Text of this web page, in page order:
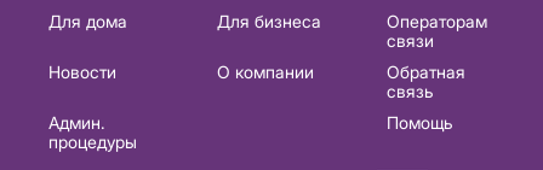
Основная
навигация
Для дома Для бизнеса
Операторам
связи
Новости
О компании
Обратная
связь
Админ.
процедуры
Помощь